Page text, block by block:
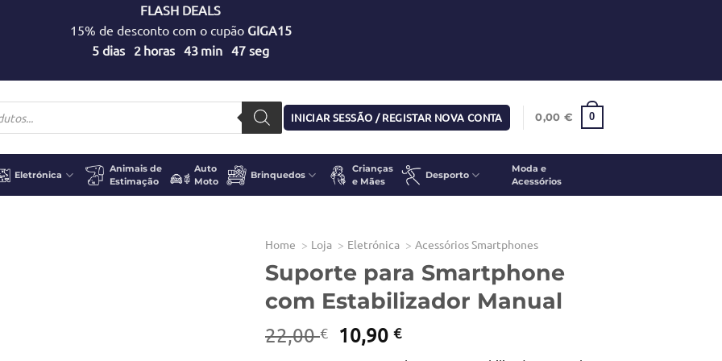
FLASH DEALS
15% de desconto com o cupão GIGA15
5 dias 2 horas 43 min 47 seg
INICIAR SESSÃO / REGISTAR NOVA CONTA 0,00 € 0
Eletrónica
Animais de
Estimação
Auto
Moto
Brinquedos
Crianças
e Mães
Desporto
Moda e
Acessórios
Home Loja Eletrónica Acessórios Smartphones
Suporte para Smartphone
com Estabilizador Manual
22,00€
O
preço
10,90€O